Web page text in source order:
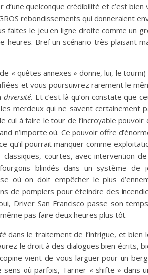
quelconque crédibilité et c’est bien
rebondissements qui donneraient
faites le jeu en ligne droite comme un
heures. Bref un scénario très plaisant
« quêtes annexes » donne, lui, le
et vous poursuivrez rarement le
diversité. Et c’est là qu’on constate que
merdeux qui ne savent certainement
cul à faire le tour de l’incroyable pouvoir
n’importe où. Ce pouvoir offre
qu’il pourrait manquer comme
courtes, avec intervention de
blindés dans un système de
où on doit empêcher le plus
de pompiers pour éteindre des
Driver San Francisco passe son
pas faire deux heures plus tôt.
dans le traitement de l’intrigue, et bien
le droit à des dialogues bien écrits,
vient de vous larguer pour un
sens où parfois, Tanner « shifte » dans